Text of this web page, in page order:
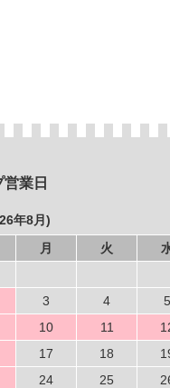
業日
年8月)
月 火
3 4 5
10 11
17 18
24 25